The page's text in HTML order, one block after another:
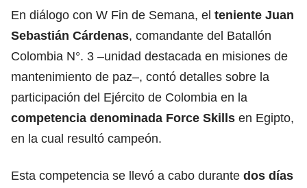
En diálogo con W Fin de Semana, el teniente Juan
Sebastián Cárdenas, comandante del Batallón
Colombia N°. 3 –unidad destacada en misiones de
mantenimiento de paz–, contó detalles sobre la
participación del Ejército de Colombia en la
competencia denominada Force Skills en Egipto,
en la cual resultó campeón.
Esta competencia se llevó a cabo durante dos días